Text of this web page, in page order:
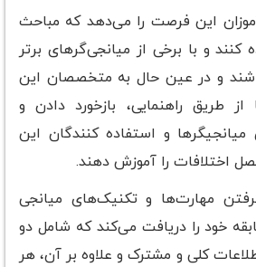
این فرصت را می‌دهد که مباحث
کنند و با برخی از میانجی‌گرهای برتر
و در عین حال به متخصصان این
طریق راهنمایی، بازخورد دادن و
و استفاده کنندگان این
اختلافات را آموزش دهند.
مهارت‌ها و تکنیک‌های میانجی
خود را دریافت می‌کند که شامل دو
کلی و مشترک و علاوه بر آن، هر